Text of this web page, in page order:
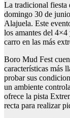
La tradicional fiesta
domingo 30 de
Alajuela. Este
los amantes del
carro en las más
Boro Mud Fest
características más
probar sus
un ambiente
ofrece la pista
recta para realizar